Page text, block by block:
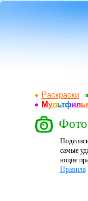
Раскраски
Мультфиль
Фото
самые
ющие
Правила